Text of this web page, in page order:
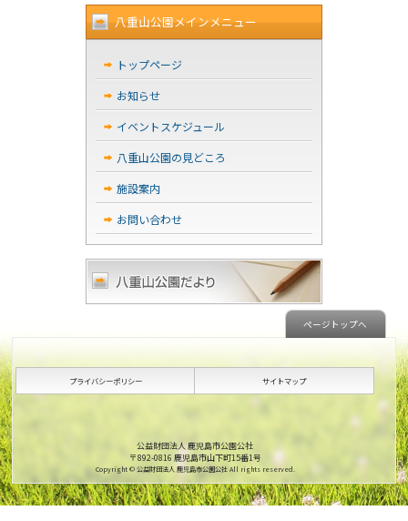
八重山公園メインメニュー
トップページ
お知らせ
イベントスケジュール
八重山公園の見どころ
施設案内
お問い合わせ
ページトップへ
プライバシーポリシー サイトマップ
Copyright © 公益財団法人 鹿児島市公園公社 All rights reserved.
公益財団法人 鹿児島市公園公社
〒892-0816 鹿児島市山下町15番1号